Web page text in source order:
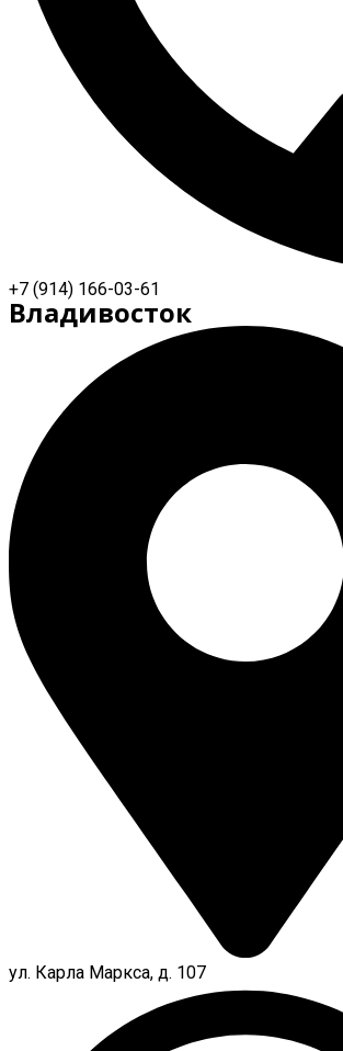
+7 (914) 166-03-61
Владивосток
ул. Карла Маркса, д. 107